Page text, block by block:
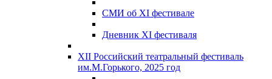
СМИ об XI фестивале
Дневник XI фестиваля
XII Российский театральный фестиваль
им.М.Горького, 2025 год